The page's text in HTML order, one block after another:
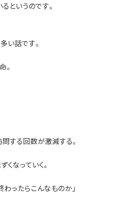
というのです。
い話です。
。
する回数が激減する。
くなっていく。
ったらこんなものか」